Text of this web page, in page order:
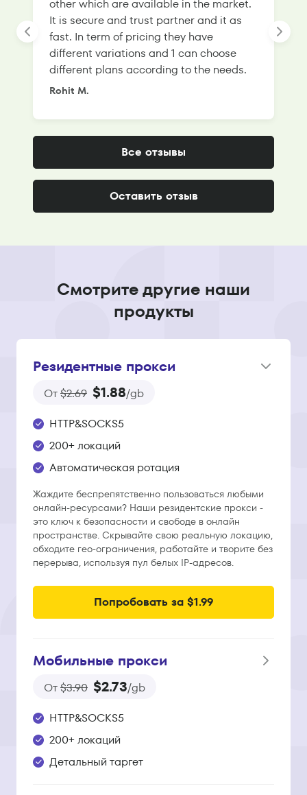
other which are available in the market.
It is secure and trust partner and it as
fast. In term of pricing they have
different variations and 1 can choose
different plans according to the needs.
Rohit M.
Все отзывы
Оставить отзыв
Смотрите другие наши
продукты
Резидентные прокси
От$2.69 $1.88/gb
HTTP&SOCKS5
200+ локаций
Автоматическая ротация
Жаждите беспрепятственно пользоваться любыми
онлайн-ресурсами? Наши резидентские прокси -
это ключ к безопасности и свободе в онлайн
пространстве. Скрывайте свою реальную локацию,
обходите гео-ограничения, работайте и творите без
перерыва, используя пул белых IP-адресов.
Попробовать за $1.99
Мобильные прокси
От$3.90 $2.73/gb
HTTP&SOCKS5
200+ локаций
Детальный таргет